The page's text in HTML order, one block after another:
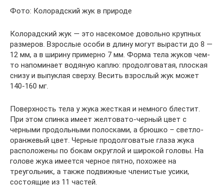
Фото: Колорадский жук в природе
Колорадский жук — это насекомое довольно крупных
размеров. Взрослые особи в длину могут вырасти до 8 —
12 мм, а в ширину примерно 7 мм. Форма тела жуков чем-
то напоминает водяную каплю: продолговатая, плоская
снизу и выпуклая сверху. Весить взрослый жук может
140-160 мг.
Поверхность тела у жука жесткая и немного блестит.
При этом спинка имеет желтовато-черный цвет с
черными продольными полосками, а брюшко – светло-
оранжевый цвет. Черные продолговатые глаза жука
расположены по бокам округлой и широкой головы. На
голове жука имеется черное пятно, похожее на
треугольник, а также подвижные членистые усики,
состоящие из 11 частей.